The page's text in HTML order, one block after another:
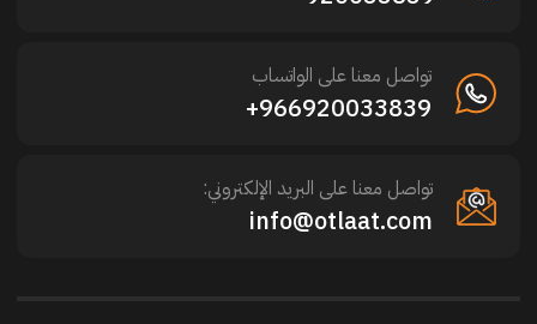
تواصل معنا على الواتساب
966920033839+
تواصل معنا على البريد الإلكتروني:
info@otlaat.com